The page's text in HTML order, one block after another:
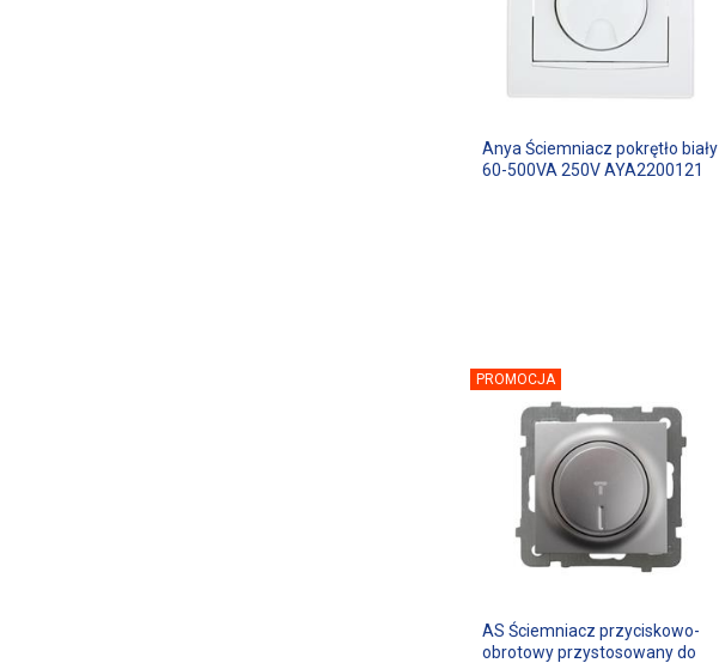
Anya Ściemniacz pokrętło biały
60-500VA 250V AYA2200121
PROMOCJA
AS Ściemniacz przyciskowo-
obrotowy przystosowany do